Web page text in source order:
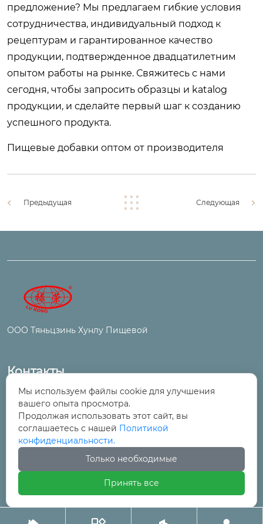
предложение? Мы предлагаем гибкие условия
сотрудничества, индивидуальный подход к
рецептурам и гарантированное качество
продукции, подтвержденное двадцатилетним
опытом работы на рынке. Свяжитесь с нами
сегодня, чтобы запросить образцы и katalog
продукции, и сделайте первый шаг к созданию
успешного продукта.
Пищевые добавки оптом от производителя
Предыдущая Следующая
ООО Тяньцзинь Хунлу Пищевой
Контакты

№ 6, улица Цинтун, промышленный и
торговый парк, поселок Ванцинто, район
Уцин, Тяньцзинь
 +86-22-29525277
+86-22-29525278
Мы используем файлы cookie для улучшения
вашего опыта просмотра.
Продолжая использовать этот сайт, вы
соглашаетесь с нашей Политикой
конфиденциальности.
Только необходимые
Принять все